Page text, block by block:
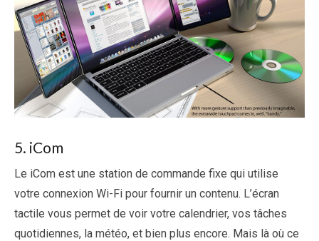
5. iCom
Le iCom est une station de commande fixe qui utilise
votre connexion Wi-Fi pour fournir un contenu. L’écran
tactile vous permet de voir votre calendrier, vos tâches
quotidiennes, la météo, et bien plus encore. Mais là où ce